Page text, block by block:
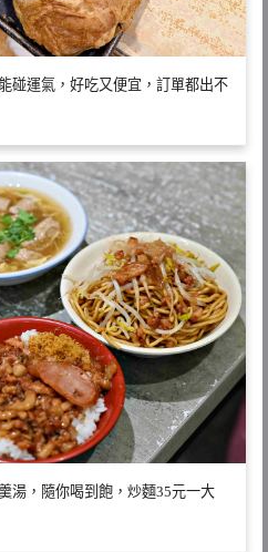
碰運氣，好吃又便宜，訂單都出不
湯，隨你喝到飽，炒麵35元一大